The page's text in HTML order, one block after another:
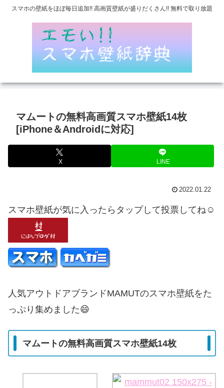
スマホの壁紙をほぼ毎日追加!! 高画質壁紙が盛りだくさん!! 無料で取り放題
マムートの無料高画質スマホ壁紙14枚
[iPhone＆Androidに対応]
X LINE
2022.01.22
スマホ壁紙が気に入ったらタップして投票してね☺
人気アウトドアブランドMAMUTのスマホ壁紙をた
っぷり集めました😄
マムートの無料高画質スマホ壁紙14枚